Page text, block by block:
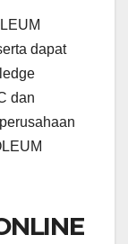
dapat
dan